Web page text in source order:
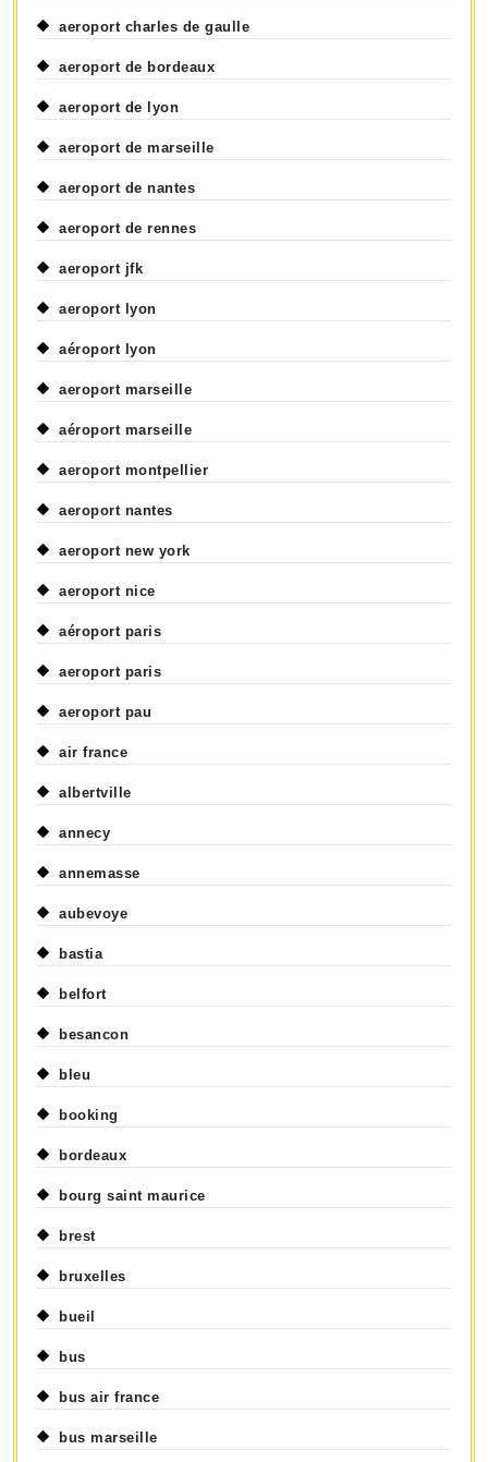
aeroport charles de gaulle
aeroport de bordeaux
aeroport de lyon
aeroport de marseille
aeroport de nantes
aeroport de rennes
aeroport jfk
aeroport lyon
aéroport lyon
aeroport marseille
aéroport marseille
aeroport montpellier
aeroport nantes
aeroport new york
aeroport nice
aéroport paris
aeroport paris
aeroport pau
air france
albertville
annecy
annemasse
aubevoye
bastia
belfort
besancon
bleu
booking
bordeaux
bourg saint maurice
brest
bruxelles
bueil
bus
bus air france
bus marseille